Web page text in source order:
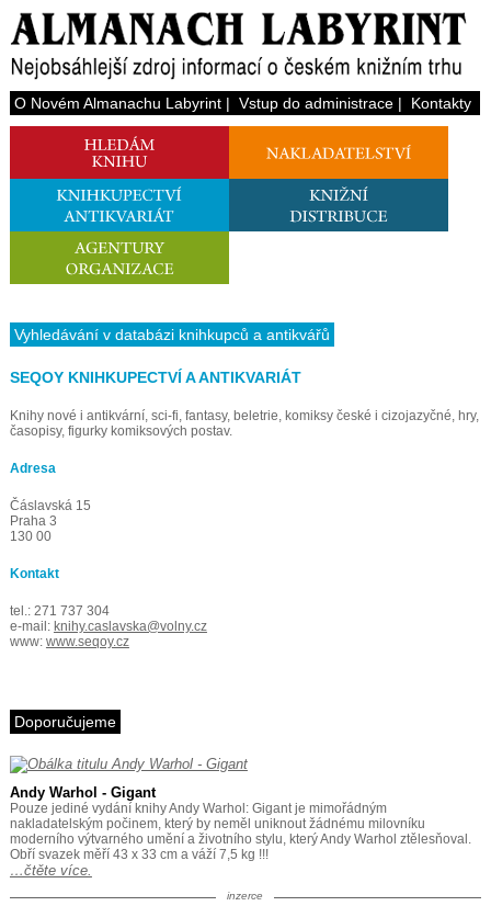
O Novém Almanachu Labyrint| Vstup do administrace| Kontakty
Vyhledávání v databázi knihkupců a antikvářů
SEQOY KNIHKUPECTVÍ A ANTIKVARIÁT
Knihy nové i antikvární, sci-fi, fantasy, beletrie, komiksy české i cizojazyčné, hry,
časopisy, figurky komiksových postav.
Adresa
Čáslavská 15
Praha 3
130 00
Kontakt
tel.: 271 737 304
e-mail: knihy.caslavska@volny.cz
www: www.seqoy.cz
Doporučujeme
Andy Warhol - Gigant
Pouze jediné vydání knihy Andy Warhol: Gigant je mimořádným
nakladatelským počinem, který by neměl uniknout žádnému milovníku
moderního výtvarného umění a životního stylu, který Andy Warhol ztělesňoval.
Obří svazek měří 43 x 33 cm a váží 7,5 kg !!!
…čtěte více.
inzerce